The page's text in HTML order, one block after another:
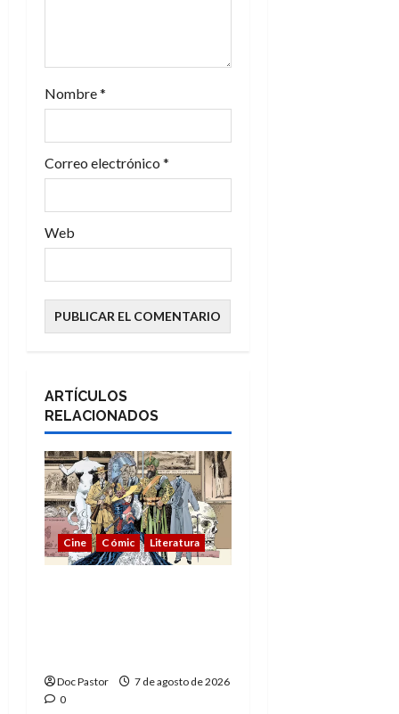
a
d
a
Nombre*
Correo electrónico *
Web
ARTÍCULOS
RELACIONADOS
Cine Cómic Literatura
Doc Pastor
7 de agosto de 2026
0